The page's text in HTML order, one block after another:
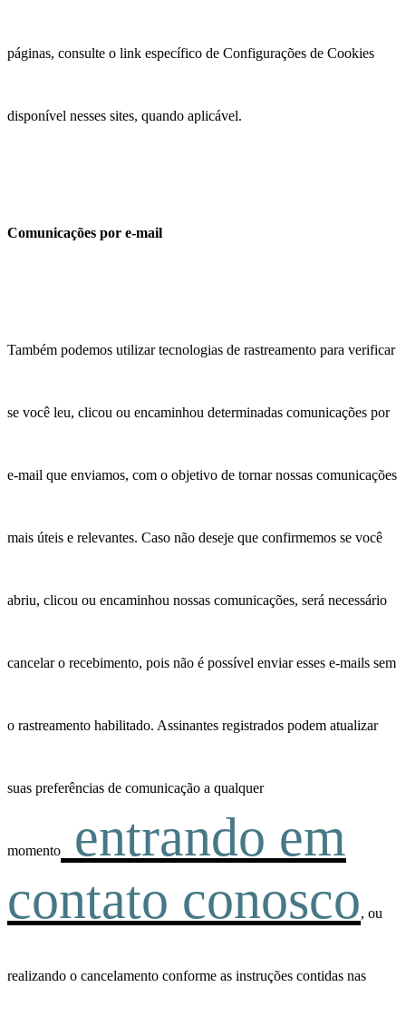
páginas, consulte o link específico de Configurações de Cookies
disponível nesses sites, quando aplicável.
Comunicações por e-mail
Também podemos utilizar tecnologias de rastreamento para verificar
se você leu, clicou ou encaminhou determinadas comunicações por
e-mail que enviamos, com o objetivo de tornar nossas comunicações
mais úteis e relevantes. Caso não deseje que confirmemos se você
abriu, clicou ou encaminhou nossas comunicações, será necessário
cancelar o recebimento, pois não é possível enviar esses e-mails sem
o rastreamento habilitado. Assinantes registrados podem atualizar
suas preferências de comunicação a qualquer
momento
entrando em
contato conosco, ou
realizando o cancelamento conforme as instruções contidas nas